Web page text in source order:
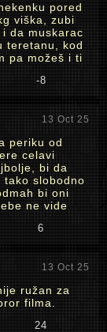
pored
viška, zubi
da muskarac
teretanu, kod
pa možeš i ti
-8
13 Oct 25
periku od
celavi
bi da
tako slobodno
bi oni
ne vide
6
13 Oct 25
ružan za
filma.
24